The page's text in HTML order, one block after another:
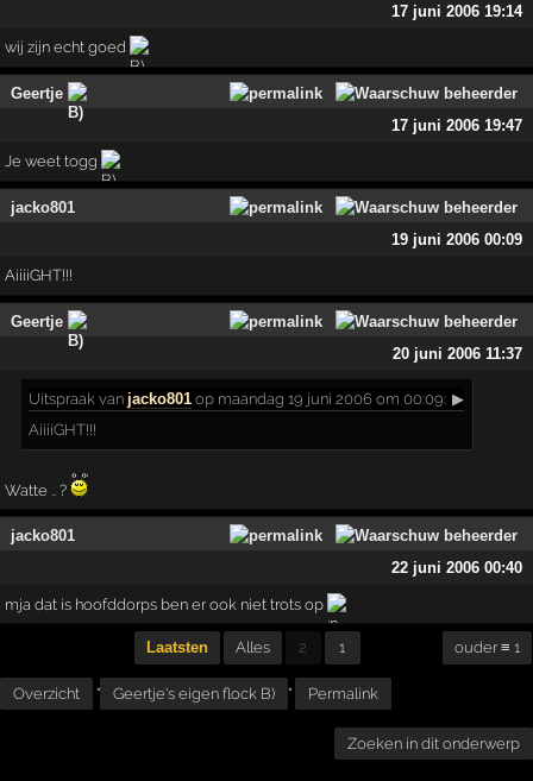
17 juni 2006 19:14
wij zijn echt goed
Geertje
17 juni 2006 19:47
Je weet togg
jacko801
19 juni 2006 00:09
AiiiiGHT!!!
Geertje
20 juni 2006 11:37
Uitspraak van jacko801 op maandag 19 juni 2006 om 00:09: ▶
AiiiiGHT!!!
Watte .. ?
jacko801
22 juni 2006 00:40
mja dat is hoofddorps ben er ook niet trots op
Laatsten Alles 2 1 ouder ≡ 1
Overzicht " Geertje's eigen flock B) " Permalink
Zoeken in dit onderwerp